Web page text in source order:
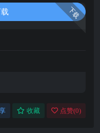
下载
收藏 点赞(0)